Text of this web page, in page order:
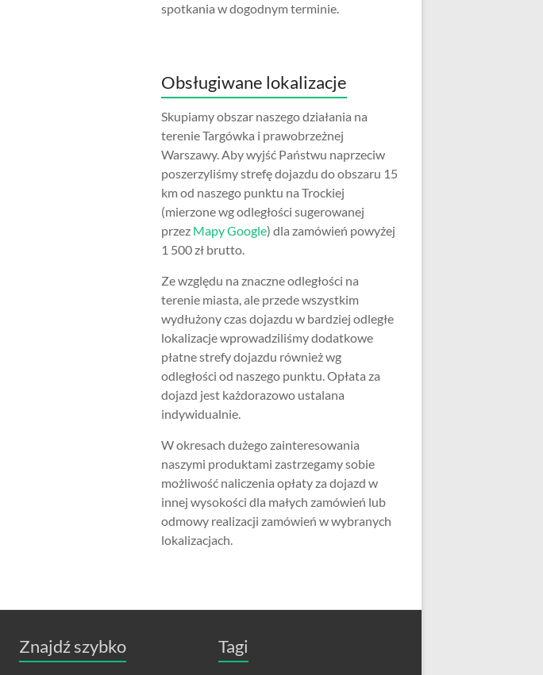
spotkania w dogodnym terminie.
Obsługiwane lokalizacje
Skupiamy obszar naszego działania na
terenie Targówka i prawobrzeżnej
Warszawy. Aby wyjść Państwu naprzeciw
poszerzyliśmy strefę dojazdu do obszaru 15
km od naszego punktu na Trockiej
(mierzone wg odległości sugerowanej
przez Mapy Google) dla zamówień powyżej
1 500 zł brutto.
Ze względu na znaczne odległości na
terenie miasta, ale przede wszystkim
wydłużony czas dojazdu w bardziej odległe
lokalizacje wprowadziliśmy dodatkowe
płatne strefy dojazdu również wg
odległości od naszego punktu. Opłata za
dojazd jest każdorazowo ustalana
indywidualnie.
W okresach dużego zainteresowania
naszymi produktami zastrzegamy sobie
możliwość naliczenia opłaty za dojazd w
innej wysokości dla małych zamówień lub
odmowy realizacji zamówień w wybranych
lokalizacjach.
Znajdź szybko Tagi